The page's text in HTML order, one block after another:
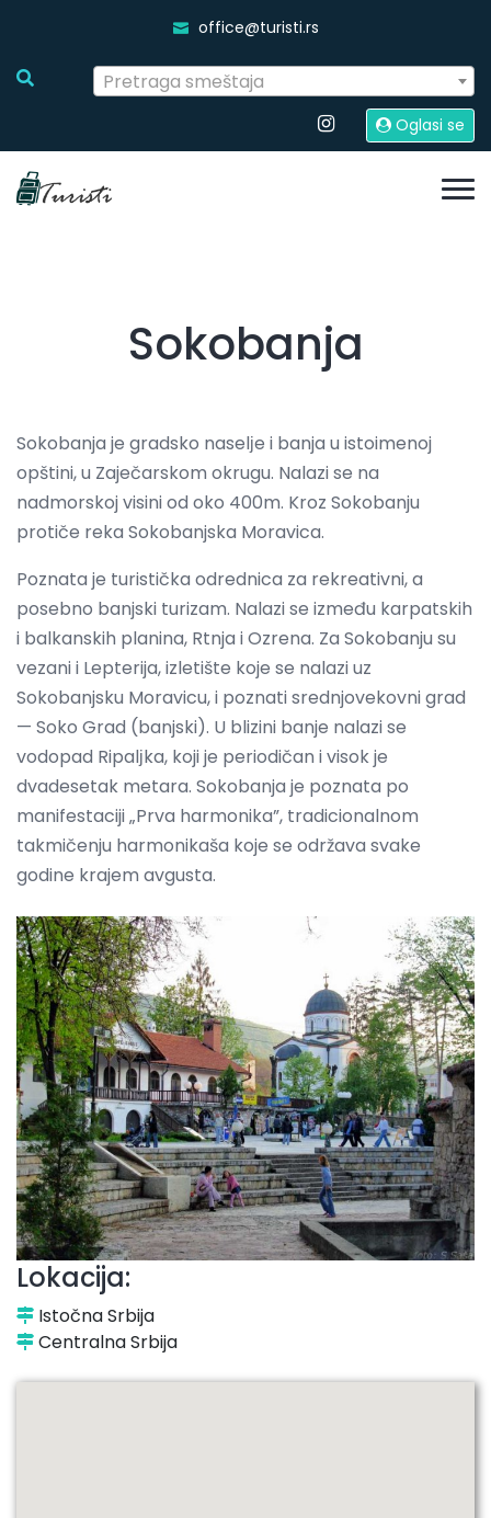
office@turisti.rs
Pretraga smeštaja
Oglasi se
Sokobanja
Sokobanja je gradsko naselјe i banja u istoimenoj
opštini, u Zaječarskom okrugu. Nalazi se na
nadmorskoj visini od oko 400m. Kroz Sokobanju
protiče reka Sokobanjska Moravica.
Poznata je turistička odrednica za rekreativni, a
posebno banjski turizam. Nalazi se između karpatskih
i balkanskih planina, Rtnja i Ozrena. Za Sokobanju su
vezani i Lepterija, izletište koje se nalazi uz
Sokobanjsku Moravicu, i poznati srednjovekovni grad
— Soko Grad (banjski). U blizini banje nalazi se
vodopad Ripalјka, koji je periodičan i visok je
dvadesetak metara. Sokobanja je poznata po
manifestaciji „Prva harmonika”, tradicionalnom
takmičenju harmonikaša koje se održava svake
godine krajem avgusta.
Lokacija:
Istočna Srbija
Centralna Srbija